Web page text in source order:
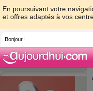
En poursuivant votre
et offres adaptés à vos
Bonjour !